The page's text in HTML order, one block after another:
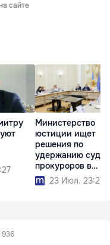
сайте
Министерство
юстиции ищет
решения по
удержанию
прокуроров в
системе
23 Июл. 23:27
936